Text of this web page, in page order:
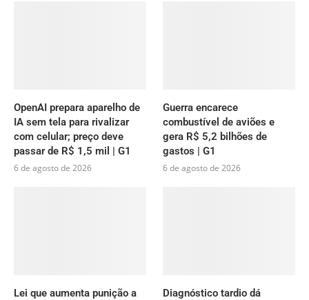
OpenAI prepara aparelho de
IA sem tela para rivalizar
com celular; preço deve
passar de R$ 1,5 mil | G1
6 de agosto de 2026
Guerra encarece
combustível de aviões e
gera R$ 5,2 bilhões de
gastos | G1
6 de agosto de 2026
Lei que aumenta punição a
Diagnóstico tardio dá